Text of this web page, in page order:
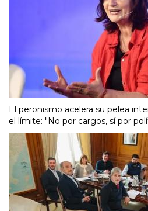
El peronismo acelera su pelea
el límite: "No por cargos, sí por